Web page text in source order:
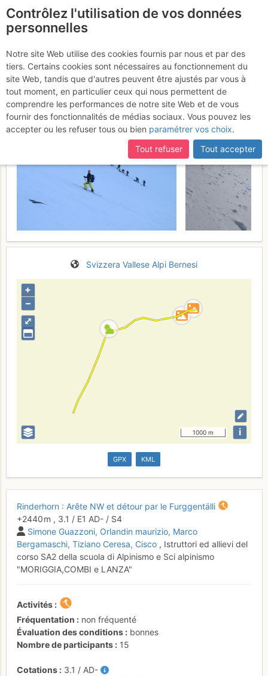
certaines pages ne sont plus accessibles, manquantes ou
incomplètes, déconnectez-vous puis reconnectez-vous à votre
compte sur le site.
Rinderhorn : Arête NW
Mardi 28 mars 2017
Svizzera Vallese Alpi Bernesi
⤢
+
–
1000 m i
GPX KML
Rinderhorn : Arête NW et détour par le Furggentälli
+2440 m , 3.1 / E1 AD- / S4
Simone Guazzoni Orlandin maurizio Marco
Bergamaschi Tiziano Ceresa Cisco , Istruttori ed allievi del
corso SA2 della scuola di Alpinismo e Sci alpinismo
"MORIGGIA,COMBI e LANZA"
Activités
Fréquentation
non fréquenté
Évaluation des conditions
bonnes
Nombre de participants
15
Cotations 3.1 / AD-
Contrôlez l'utilisation de vos données
personnelles
Notre site Web utilise des cookies fournis par nous et par des
tiers. Certains cookies sont nécessaires au fonctionnement du
site Web, tandis que d'autres peuvent être ajustés par vous à
tout moment, en particulier ceux qui nous permettent de
comprendre les performances de notre site Web et de vous
fournir des fonctionnalités de médias sociaux. Vous pouvez les
accepter ou les refuser tous ou bien paramétrer vos choix.
Tout refuser
Tout accepter